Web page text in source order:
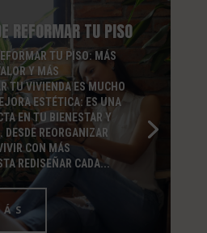
REFORMAR TU PISO
TU PISO: MÁS
Y MÁS
TU VIVIENDA ES MUCHO
ESTÉTICA: ES UNA
EN TU BIENESTAR Y
DESDE REORGANIZAR
CON MÁS
REDISEÑAR CADA...